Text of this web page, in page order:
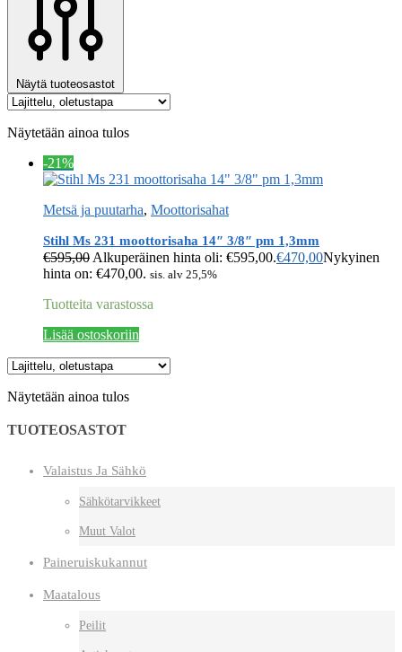
Näytä tuoteosastot
Näytetään ainoa tulos
-21%
Metsä ja puutarha, Moottorisahat
Stihl Ms 231 moottorisaha 14″ 3/8″ pm 1,3mm
€595,00 Alkuperäinen hinta oli: €595,00.€470,00Nykyinen
hinta on: €470,00. sis. alv 25,5%
Tuotteita varastossa
Lisää ostoskoriin
Näytetään ainoa tulos
TUOTEOSASTOT
Valaistus Ja Sähkö
Sähkötarvikkeet
Muut Valot
Paineruiskukannut
Maatalous
Peilit